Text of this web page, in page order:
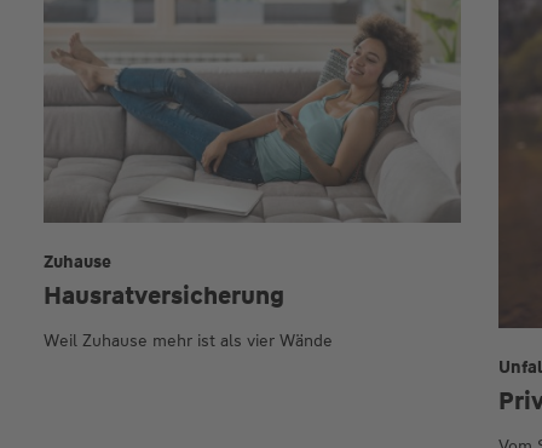
Hausrat­versicherung
Zuhause
Weil Zuhause mehr ist als vier Wände